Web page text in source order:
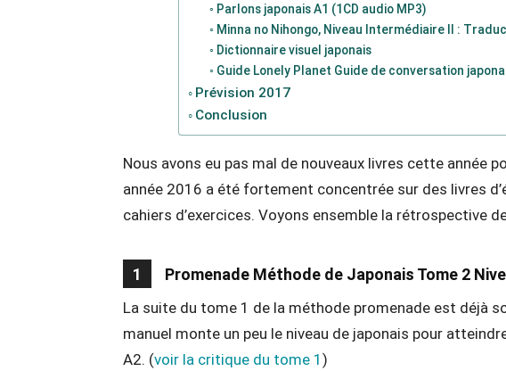
Parlons japonais A1 (1CD audio MP3)
Minna no Nihongo, Niveau Intermédiaire II :
Dictionnaire visuel japonais
Guide Lonely Planet Guide de conversation
Prévision 2017
Conclusion
Nous avons eu pas mal de nouveaux livres cette année
année 2016 a été fortement concentrée sur des livres
cahiers d’exercices. Voyons ensemble la rétrospective
1 Promenade Méthode de Japonais Tome 2
La suite du tome 1 de la méthode promenade est déjà
manuel monte un peu le niveau de japonais pour
A2. (voir la critique du tome 1 )